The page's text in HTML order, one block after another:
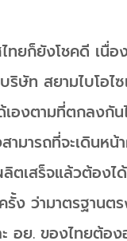
ไทยก็ยังโชคดี เนื่อ
ษัท สยามไบโอไ
เองตามที่ตกลงกัน
ามารถที่จะเดินหน้
ตเสร็จแล้วต้องไ
ง ว่ามาตรฐานต
อย. ของไทยต้อ